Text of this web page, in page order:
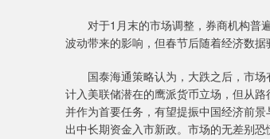
对于1月末的市场调整，券商机构普遍
波动带来的影响，但春节后随着经济数
国泰海通策略认为，大跌之后，市场
计入美联储潜在的鹰派货币立场，但从
并作为首要任务，有望提振中国经济前
出中长期资金入市新政。市场的无差别